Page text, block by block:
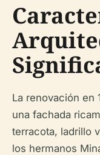
La renovación en
una fachada
terracota, ladrillo
los hermanos